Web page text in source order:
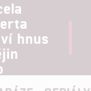
hnus